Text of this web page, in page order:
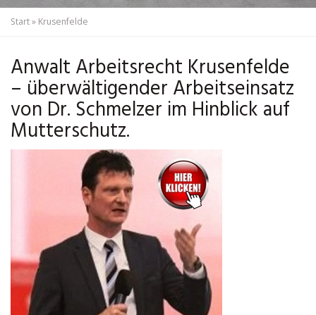
Start» Krusenfelde
Anwalt Arbeitsrecht Krusenfelde
– überwältigender Arbeitseinsatz
von Dr. Schmelzer im Hinblick auf
Mutterschutz.